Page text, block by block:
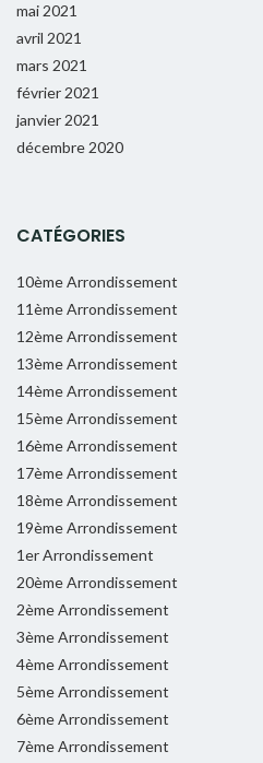
mai 2021
avril 2021
mars 2021
février 2021
janvier 2021
décembre 2020
CATÉGORIES
10ème Arrondissement
11ème Arrondissement
12ème Arrondissement
13ème Arrondissement
14ème Arrondissement
15ème Arrondissement
16ème Arrondissement
17ème Arrondissement
18ème Arrondissement
19ème Arrondissement
1er Arrondissement
20ème Arrondissement
2ème Arrondissement
3ème Arrondissement
4ème Arrondissement
5ème Arrondissement
6ème Arrondissement
7ème Arrondissement